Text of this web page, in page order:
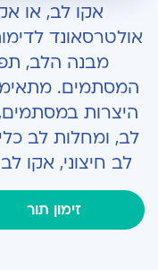
מתי מבצעים אקו
סוגי בדיקות אקו לב
אקו לב, או
אולטרסאונד
מבנה הלב,
המסתמים. מתאימה
היצרות
לב, ומחלות לב
לב חיצוני, אקו
זימון תור